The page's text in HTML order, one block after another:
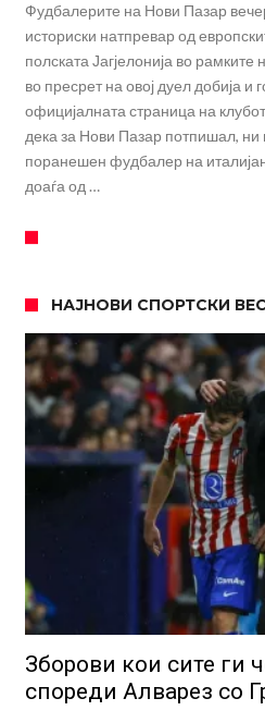
Фудбалерите на Нови Пазар
историски натпревар од
полската Јагјелонија во
во пресрет на овој дуел добија
официјалната страница на
дека за Нови Пазар потпишал, ни
поранешен фудбалер на
доаѓа од …
НАЈНОВИ СПОРТСКИ
Зборови кои сите ги
спореди Алварез со